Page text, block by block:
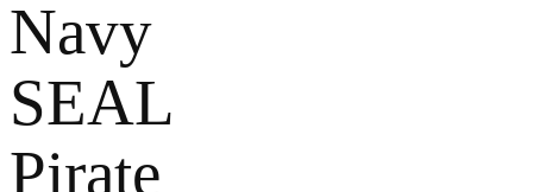
Navy
SEAL
Pirate